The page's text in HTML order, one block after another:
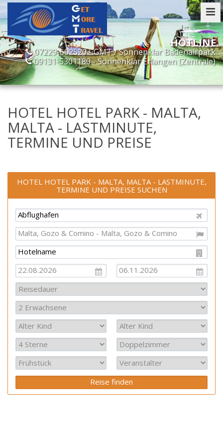
07229-662520 - GMT / Sonnenklar Badenairpark
09131-5301180 - Sonnenklar Erlangen (Zentrale)
HOTEL HOTEL PARK - MALTA,
MALTA - LASTMINUTE,
TERMINE UND PREISE
HOTEL HOTEL PARK - MALTA, MALTA - LASTMINUTE,
TERMINE UND PREISE SUCHEN